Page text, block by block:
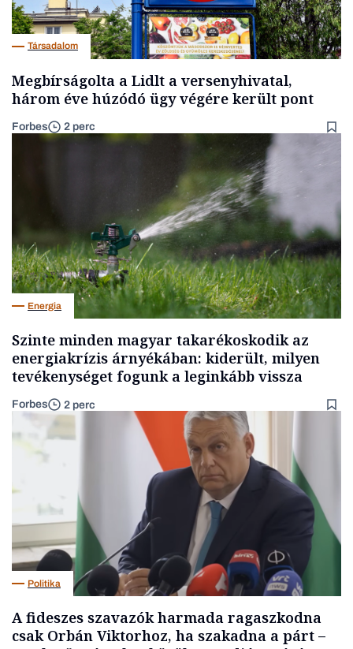
Társadalom
Megbírságolta a Lidlt a versenyhivatal,
három éve húzódó ügy végére került pont
Forbes 2 perc
Energia
Szinte minden magyar takarékoskodik az
energiakrízis árnyékában: kiderült, milyen
tevékenységet fogunk a leginkább vissza
Forbes 2 perc
Politika
A fideszes szavazók harmada ragaszkodna
csak Orbán Viktorhoz, ha szakadna a párt –